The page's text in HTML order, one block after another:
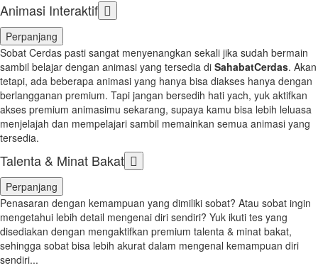
Animasi Interaktif
Perpanjang
Sobat Cerdas pasti sangat menyenangkan sekali jika sudah bermain
sambil belajar dengan animasi yang tersedia di SahabatCerdas. Akan
tetapi, ada beberapa animasi yang hanya bisa diakses hanya dengan
berlangganan premium. Tapi jangan bersedih hati yach, yuk aktifkan
akses premium animasimu sekarang, supaya kamu bisa lebih leluasa
menjelajah dan mempelajari sambil memainkan semua animasi yang
tersedia.
Talenta & Minat Bakat
Perpanjang
Penasaran dengan kemampuan yang dimiliki sobat? Atau sobat ingin
mengetahui lebih detail mengenai diri sendiri? Yuk ikuti tes yang
disediakan dengan mengaktifkan premium talenta & minat bakat,
sehingga sobat bisa lebih akurat dalam mengenal kemampuan diri
sendiri...